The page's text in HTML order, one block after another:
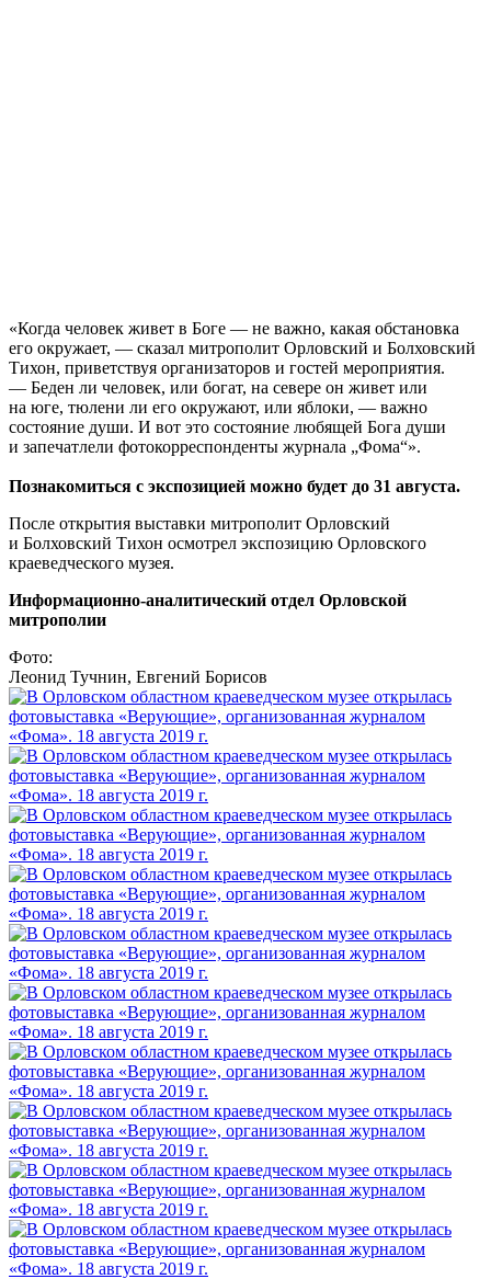
«Когда человек живет в Боге — не важно, какая обстановка
его окружает, — сказал митрополит Орловский и Болховский
Тихон, приветствуя организаторов и гостей мероприятия.
— Беден ли человек, или богат, на севере он живет или
на юге, тюлени ли его окружают, или яблоки, — важно
состояние души. И вот это состояние любящей Бога души
и запечатлели фотокорреспонденты журнала „Фома“».
Познакомиться с экспозицией можно будет до 31 августа.
После открытия выставки митрополит Орловский
и Болховский Тихон осмотрел экспозицию Орловского
краеведческого музея.
Информационно-аналитический отдел Орловской
митрополии
Фото:
Леонид Тучнин, Евгений Борисов